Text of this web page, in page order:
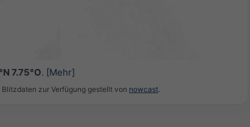
7.75°O. [Mehr]
Blitzdaten zur Verfügung gestellt von nowcast.